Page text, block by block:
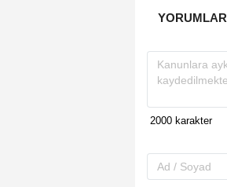
YORUMLAR